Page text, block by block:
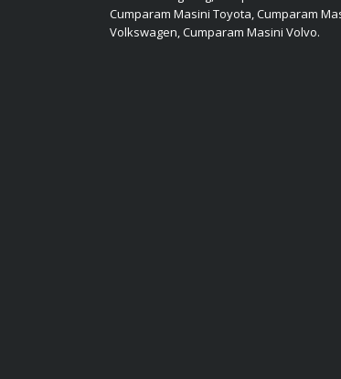
Cumparam Masini Toyota, Cumparam
Volkswagen, Cumparam Masini Volvo.